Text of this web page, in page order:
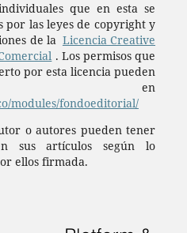
que en esta se
por las leyes de copyright y
de la Licencia Creative
. Los permisos que
por esta licencia pueden
en
modules/fondoeditorial/
o autores pueden tener
sus artículos según lo
ellos firmada.